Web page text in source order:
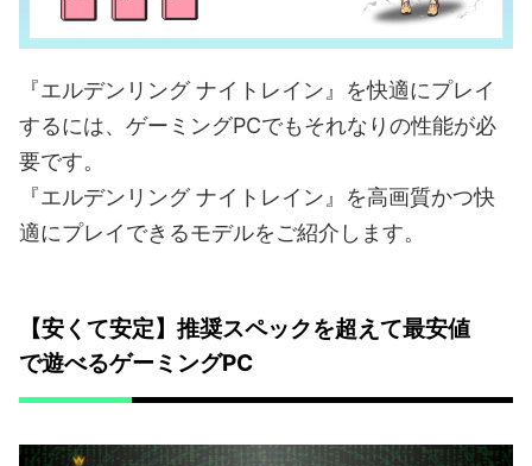
『エルデンリング ナイトレイン』を快適にプレイ
するには、ゲーミングPCでもそれなりの性能が必
要です。
『エルデンリング ナイトレイン』を高画質かつ快
適にプレイできるモデルをご紹介します。
【安くて安定】推奨スペックを超えて最安値
で遊べるゲーミングPC